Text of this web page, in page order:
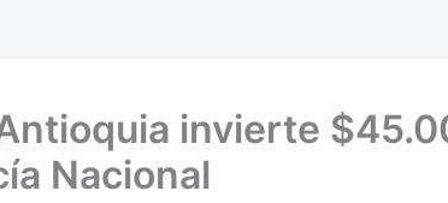
invierte
Nacional